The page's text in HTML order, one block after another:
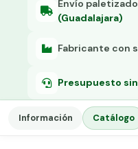
Envío
(Guadalajara)
Fabricante con
Presupuesto
Información Catálogo